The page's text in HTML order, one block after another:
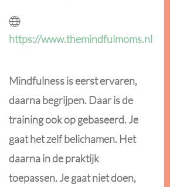
https://www.themindfulmoms.nl
Mindfulness is eerst ervaren,
daarna begrijpen. Daar is de
training ook op gebaseerd. Je
gaat het zelf belichamen. Het
daarna in de praktijk
toepassen. Je gaat niet doen,